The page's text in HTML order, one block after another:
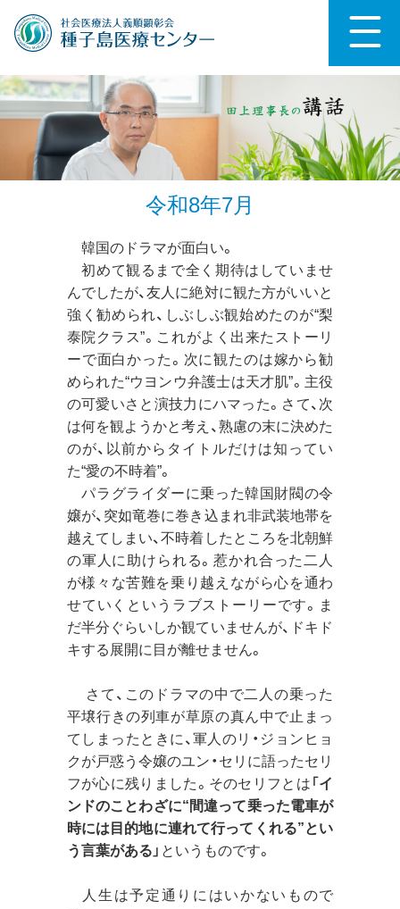
令和8年7月
韓国のドラマが面白い。
初めて観るまで全く期待はしていませ
んでしたが、友人に絶対に観た方がいいと
強く勧められ、しぶしぶ観始めたのが“梨
泰院クラス”。これがよく出来たストーリ
ーで面白かった。次に観たのは嫁から勧
められた“ウヨンウ弁護士は天才肌”。主役
の可愛いさと演技力にハマった。さて、次
は何を観ようかと考え、熟慮の末に決めた
のが、以前からタイトルだけは知ってい
た“愛の不時着”。
パラグライダーに乗った韓国財閥の令
嬢が、突如竜巻に巻き込まれ非武装地帯を
越えてしまい、不時着したところを北朝鮮
の軍人に助けられる。惹かれ合った二人
が様々な苦難を乗り越えながら心を通わ
せていくというラブストーリーです。ま
だ半分ぐらいしか観ていませんが、ドキド
キする展開に目が離せません。
さて、このドラマの中で二人の乗った
平壌行きの列車が草原の真ん中で止まっ
てしまったときに、軍人のリ・ジョンヒョ
クが戸惑う令嬢のユン・セリに語ったセリ
フが心に残りました。そのセリフとは「 イ
ンドのことわざに“間違って乗った電車が
時には目的地に連れて行ってくれる”とい
う言葉がある 」というものです。
人生は予定通りにはいかないもので